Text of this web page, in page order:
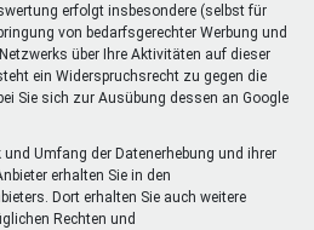
erfolgt insbesondere (selbst für
von bedarfsgerechter Werbung und
über Ihre Aktivitäten auf dieser
ein Widerspruchsrecht zu gegen die
Sie sich zur Ausübung dessen an Google
Umfang der Datenerhebung und ihrer
erhalten Sie in den
Dort erhalten Sie auch weitere
Rechten und